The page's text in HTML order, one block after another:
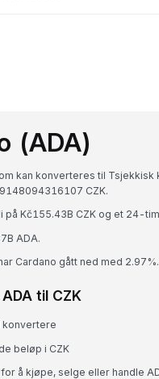
(ADA)
kan konverteres til
CZK.
på Kč155.43B CZK og et 24-
ADA.
Cardano gått ned med 2.97%.
til CZK
konvertere
beløp i CZK
å kjøpe, selge eller handle